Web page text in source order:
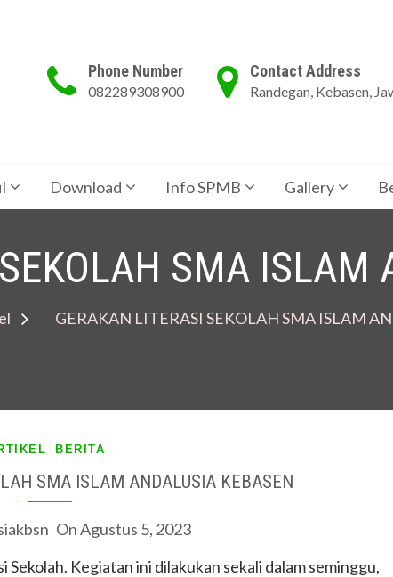
Phone Number
082289308900
Contact Address
Randegan, Kebasen,
Download Info SPMB Gallery
SMA ISLAM
GERAKAN LITERASI SEKOLAH SMA ISLAM
BERITA
SMA ISLAM ANDALUSIA KEBASEN
OnAgustus 5, 2023
Kegiatan ini dilakukan sekali dalam seminggu,